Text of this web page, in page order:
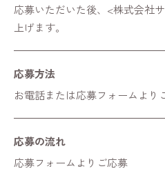
応募いただいた後、<株式会社
上げます。
応募方法
お電話または応募フォームよ
応募の流れ
応募フォームよりご応募